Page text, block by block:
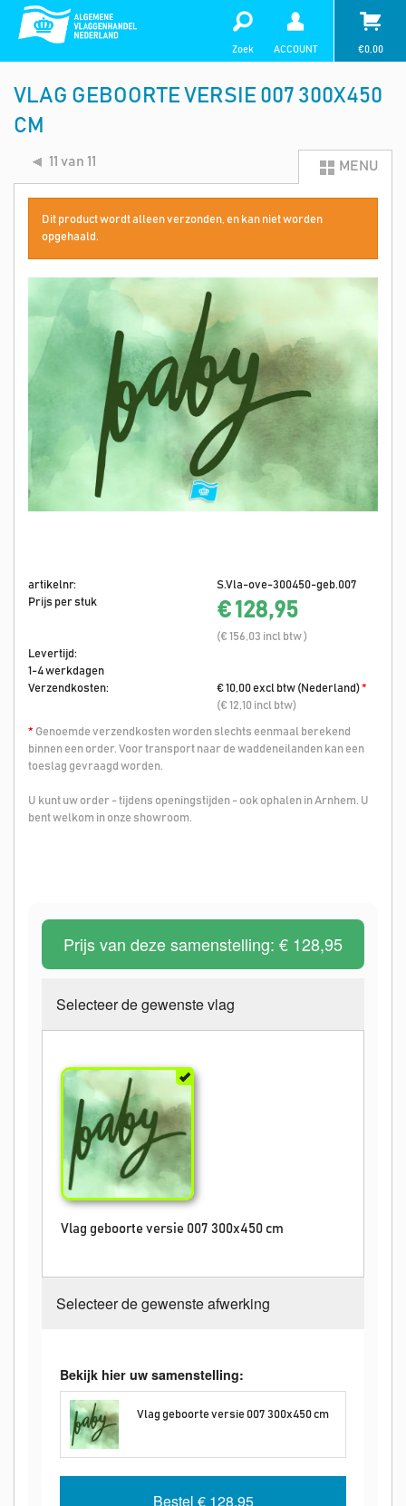
Zoek ACCOUNT €0,00
VLAG GEBOORTE VERSIE 007 300X450
CM
11 van 11 MENU
Dit product wordt alleen verzonden, en kan niet worden
opgehaald.
artikelnr:
S.Vla-ove-300450-geb.007
Prijs per stuk
€ 128,95
(€ 156,03 incl btw )
Levertijd:
1-4 werkdagen
Verzendkosten:
€ 10,00 excl btw (Nederland)*
(€ 12,10 incl btw)
* Genoemde verzendkosten worden slechts eenmaal berekend
binnen een order. Voor transport naar de waddeneilanden kan een
toeslag gevraagd worden.
U kunt uw order - tijdens openingstijden - ook ophalen in Arnhem. U
bent welkom in onze showroom.
Prijs van deze samenstelling: € 128,95
Selecteer de gewenste vlag
Vlag geboorte versie 007 300x450 cm
Selecteer de gewenste afwerking
Bekijk hier uw samenstelling:
Vlag geboorte versie 007 300x450 cm
Bestel € 128,95